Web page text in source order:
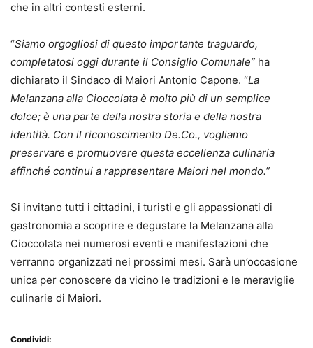
che in altri contesti esterni.
“Siamo orgogliosi di questo importante traguardo,
completatosi oggi durante il Consiglio Comunale” ha
dichiarato il Sindaco di Maiori Antonio Capone. “La
Melanzana alla Cioccolata è molto più di un semplice
dolce; è una parte della nostra storia e della nostra
identità. Con il riconoscimento De.Co., vogliamo
preservare e promuovere questa eccellenza culinaria
affinché continui a rappresentare Maiori nel mondo.”
Si invitano tutti i cittadini, i turisti e gli appassionati di
gastronomia a scoprire e degustare la Melanzana alla
Cioccolata nei numerosi eventi e manifestazioni che
verranno organizzati nei prossimi mesi. Sarà un’occasione
unica per conoscere da vicino le tradizioni e le meraviglie
culinarie di Maiori.
Condividi: